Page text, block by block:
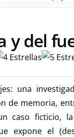
y del
una
de memoria,
caso ficticio,
expone el